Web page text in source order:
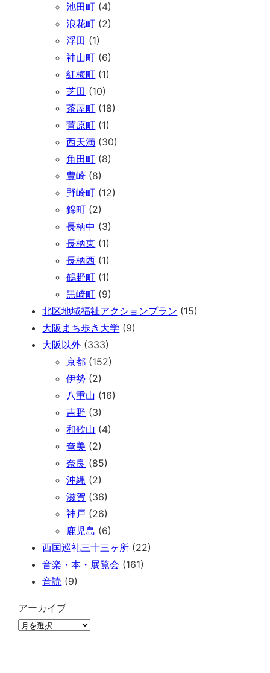
池田町 (4)
浪花町 (2)
浮田 (1)
神山町 (6)
紅梅町 (1)
芝田 (10)
茶屋町 (18)
菅原町 (1)
西天満 (30)
角田町 (8)
豊崎 (8)
野崎町 (12)
錦町 (2)
長柄中 (3)
長柄東 (1)
長柄西 (1)
鶴野町 (1)
黒崎町 (9)
北区地域福祉アクションプラン (15)
大阪まち歩き大学 (9)
大阪以外 (333)
京都 (152)
伊勢 (2)
八重山 (16)
吉野 (3)
和歌山 (4)
奄美 (2)
奈良 (85)
沖縄 (2)
滋賀 (36)
神戸 (26)
鹿児島 (6)
西国巡礼三十三ヶ所 (22)
音楽・本・展覧会 (161)
音読 (9)
アーカイブ